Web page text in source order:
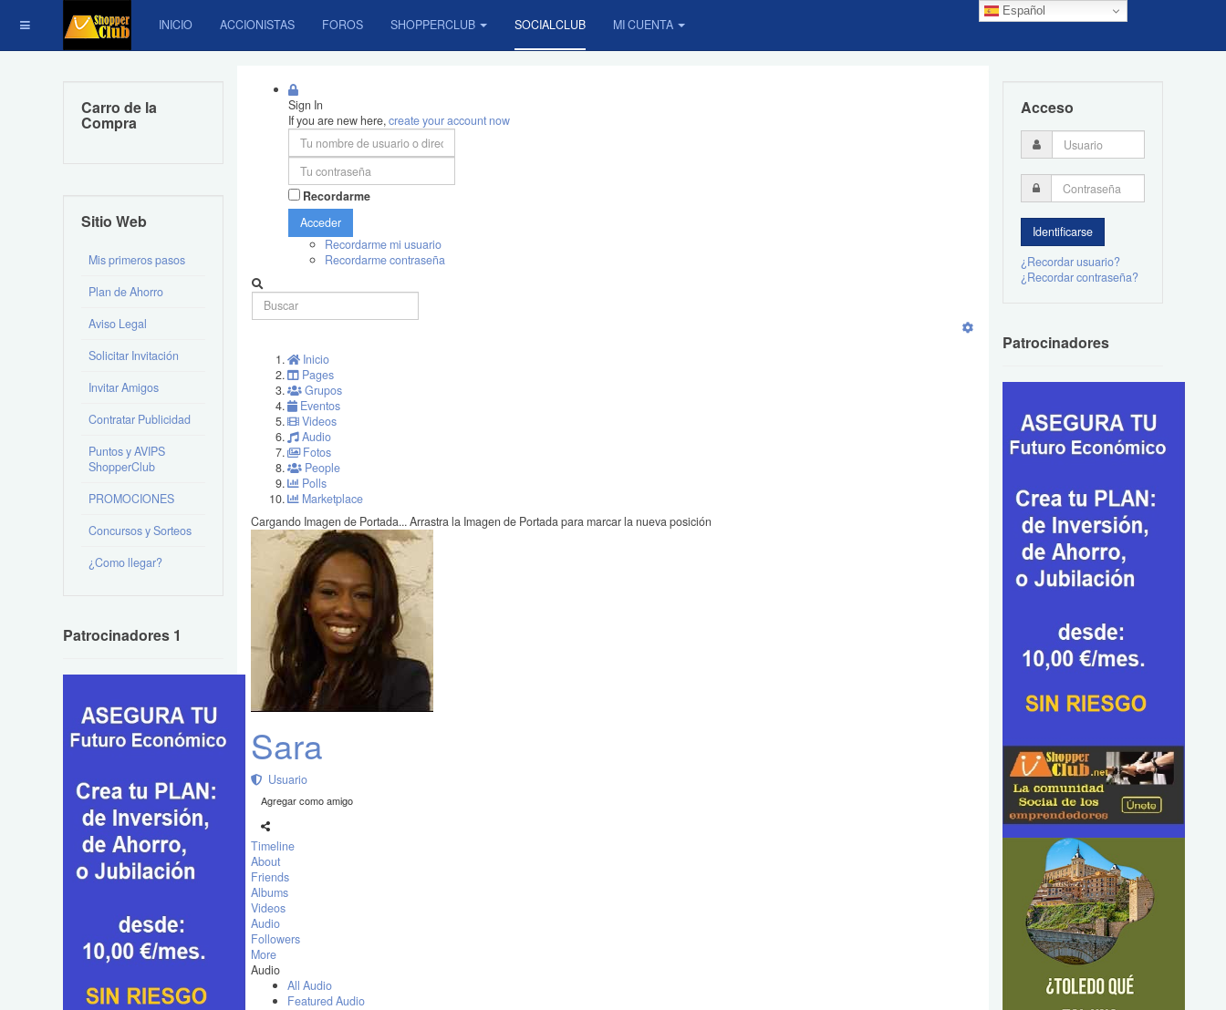
Español
INICIO ACCIONISTAS FOROS SHOPPERCLUB SOCIALCLUB MI CUENTA
Sign In
If you are new here,create your account now
Recordarme
Acceder
Recordarme mi usuario
Recordarme contraseña
Inicio
Pages
Grupos
Eventos
Videos
Audio
Fotos
People
Polls
Marketplace
Cargando Imagen de Portada...Arrastra la Imagen de Portada para marcar la nueva posición
Sara
Usuario
Agregar como amigo
Timeline
About
Friends
Albums
Videos
Audio
Followers
More
Audio
All Audio
Featured Audio
Carro de la
Compra
Sitio Web
Mis primeros pasos
Plan de Ahorro
Aviso Legal
Solicitar Invitación
Invitar Amigos
Contratar Publicidad
Puntos y AVIPS
ShopperClub
PROMOCIONES
Concursos y Sorteos
¿Como llegar?
Patrocinadores 1
Acceso
¿Recordar usuario?
¿Recordar contraseña?
Patrocinadores